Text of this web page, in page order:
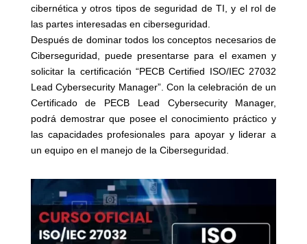
cibernética y otros tipos de seguridad de TI, y el rol de
las partes interesadas en ciberseguridad.
Después de dominar todos los conceptos necesarios de
Ciberseguridad, puede presentarse para el examen y
solicitar la certificación “PECB Certified ISO/IEC 27032
Lead Cybersecurity Manager”. Con la celebración de un
Certificado de PECB Lead Cybersecurity Manager,
podrá demostrar que posee el conocimiento práctico y
las capacidades profesionales para apoyar y liderar a
un equipo en el manejo de la Ciberseguridad.